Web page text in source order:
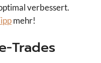
verbessert.
mehr!
Trades